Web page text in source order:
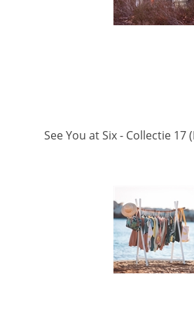
See You at Six - Collectie 17